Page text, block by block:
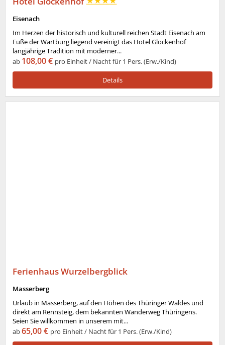
Eisenach
Im Herzen der historisch und kulturell reichen Stadt Eisenach am
Fuße der Wartburg liegend vereinigt das Hotel Glockenhof
langjährige Tradition mit moderner...
ab 108,00 € pro Einheit / Nacht für 1 Pers. (Erw./Kind)
Details
Ferienhaus Wurzelbergblick
Masserberg
Urlaub in Masserberg, auf den Höhen des Thüringer Waldes und
direkt am Rennsteig, dem bekannten Wanderweg Thüringens.
Seien Sie willkommen in unserem mit...
ab65,00 € pro Einheit / Nacht für 1 Pers. (Erw./Kind)